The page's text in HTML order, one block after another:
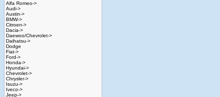
Alfa Romeo->
Audi->
Austin->
BMW->
Citroen->
Dacia->
Daewoo/Chevrolet->
Daihatsu->
Dodge
Fiat->
Ford->
Honda->
Hyundai->
Chevrolet->
Chrysler->
Isuzu->
Iveco->
Jeep->